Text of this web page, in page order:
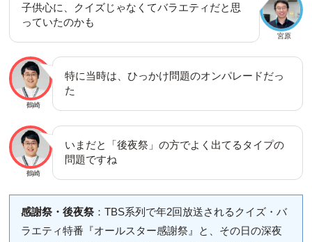
宮原
子供心に、クイズじゃなくてバラエティだと思
っていたのかも
鶴崎
特に当時は、ひっかけ問題のオンパレードだっ
た
鶴崎
いまだと「後夜祭」の方でよく出てるタイプの
問題ですね
感謝祭・後夜祭：TBS系列で年2回放送されるクイズ・バ
ラエティ特番『オールスター感謝祭』と、その日の深夜